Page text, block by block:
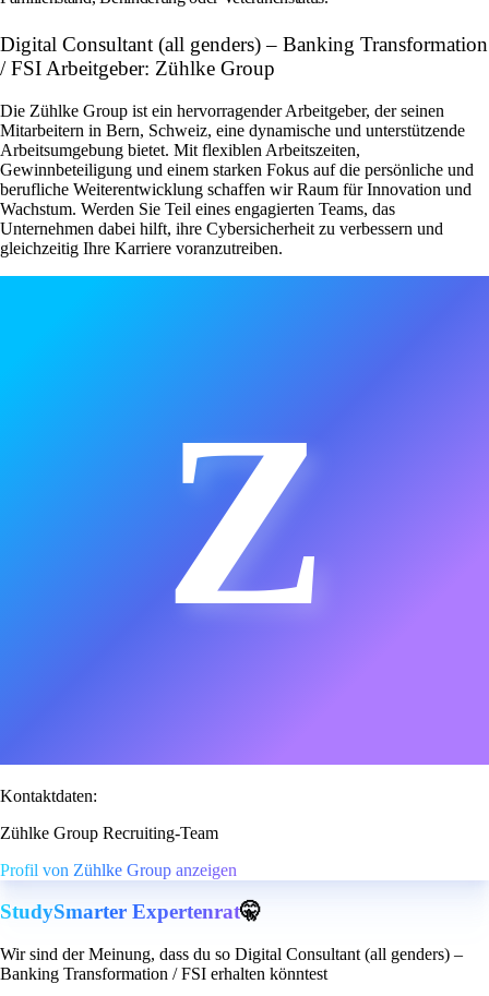
Digital Consultant (all genders) – Banking Transformation
/ FSI Arbeitgeber: Zühlke Group
Die Zühlke Group ist ein hervorragender Arbeitgeber, der seinen
Mitarbeitern in Bern, Schweiz, eine dynamische und unterstützende
Arbeitsumgebung bietet. Mit flexiblen Arbeitszeiten,
Gewinnbeteiligung und einem starken Fokus auf die persönliche und
berufliche Weiterentwicklung schaffen wir Raum für Innovation und
Wachstum. Werden Sie Teil eines engagierten Teams, das
Unternehmen dabei hilft, ihre Cybersicherheit zu verbessern und
gleichzeitig Ihre Karriere voranzutreiben.
Z
Kontaktdaten:
Zühlke Group Recruiting-Team
Profil von Zühlke Group anzeigen
StudySmarter Expertenrat🤫
Wir sind der Meinung, dass du so Digital Consultant (all genders) –
Banking Transformation / FSI erhalten könntest